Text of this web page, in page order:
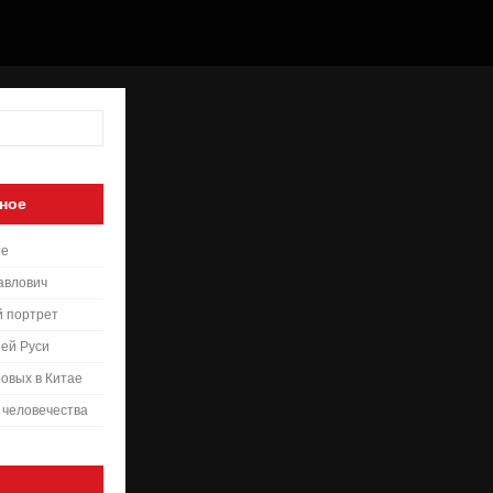
портрет
Руси
в Китае